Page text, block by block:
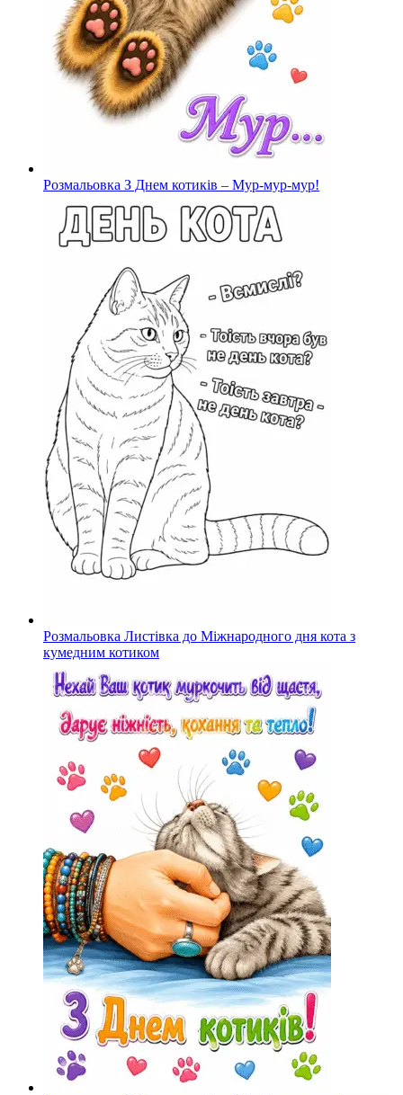
Розмальовка З Днем котиків – Мур-мур-мур!
Розмальовка Листівка до Міжнародного дня кота з
кумедним котиком